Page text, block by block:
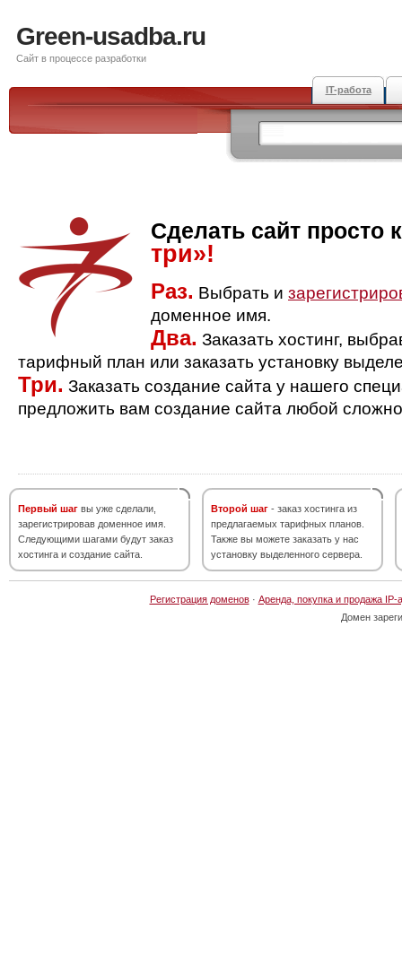
Green-usadba.ru
Сайт в процессе разработки
IT-работа
Сделать сайт просто
три»!
Раз. Выбрать и
доменное имя.
Два. Заказать хостинг,
тарифный план или заказать установку
Три. Заказать создание сайта у нашего
предложить вам создание сайта любой
Первый шаг вы уже сделали,
зарегистрировав доменное имя.
Следующими шагами будут заказ
хостинга и создание сайта.
Второй шаг - заказ хостинга из
предлагаемых тарифных планов.
Также вы можете заказать у нас
установку выделенного сервера.
Регистрация доменов· Аренда, покупка и продажа IP-
Домен